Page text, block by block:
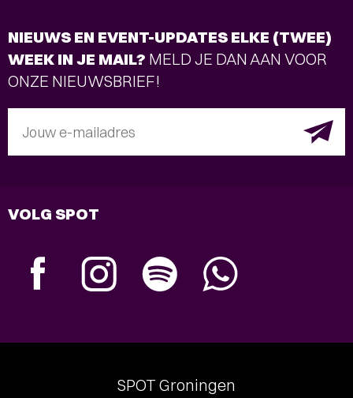
NIEUWS EN EVENT-UPDATES ELKE (TWEE)
WEEK IN JE MAIL? MELD JE DAN AAN VOOR
ONZE NIEUWSBRIEF!
Jouw e-mailadres
VOLG SPOT
SPOT Groningen